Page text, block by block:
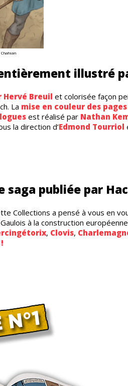
entièrement illustré
Breuil et colorisée façon
La mise en couleur des pages
est réalisé par Nathan
la direction d’Edmond Tourriol
saga publiée par
Collections a pensé à vous en
à la construction
, Clovis,